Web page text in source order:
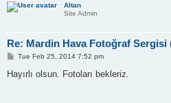
Altan
Site Admin
Re: Mardin Hava Fotoğraf
P
s
Tue Feb 25, 2014 7:52 pm
Hayırlı olsun. Fotoları bekleriz.